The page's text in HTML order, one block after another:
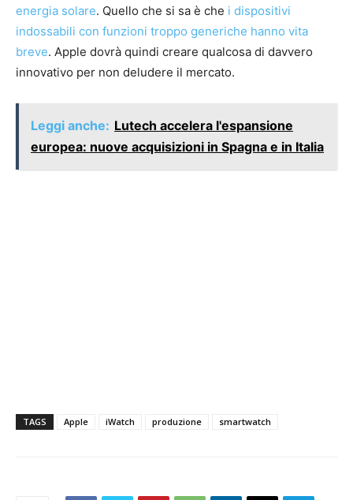
energia solare. Quello che si sa è che i dispositivi
indossabili con funzioni troppo generiche hanno vita
breve. Apple dovrà quindi creare qualcosa di davvero
innovativo per non deludere il mercato.
Leggi anche: Lutech accelera l'espansione
europea: nuove acquisizioni in Spagna e in Italia
TAGS Apple iWatch produzione smartwatch